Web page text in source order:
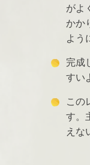
がよ
かか
よう
完成
すい
この
す。
えな